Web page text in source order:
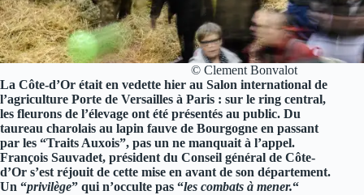
© Clement Bonvalot
La Côte-d’Or était en vedette hier au Salon international de
l’agriculture Porte de Versailles à Paris : sur le ring central,
les fleurons de l’élevage ont été présentés au public. Du
taureau charolais au lapin fauve de Bourgogne en passant
par les “Traits Auxois”, pas un ne manquait à l’appel.
François Sauvadet, président du Conseil général de Côte-
d’Or s’est réjouit de cette mise en avant de son département.
Un “privilège” qui n’occulte pas “les combats à mener.“